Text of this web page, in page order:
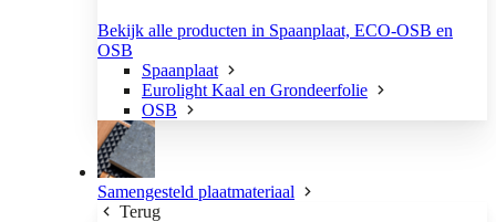
Bekijk alle producten in Spaanplaat, ECO-OSB en
OSB
Spaanplaat
Eurolight Kaal en Grondeerfolie
OSB
Samengesteld plaatmateriaal
Terug